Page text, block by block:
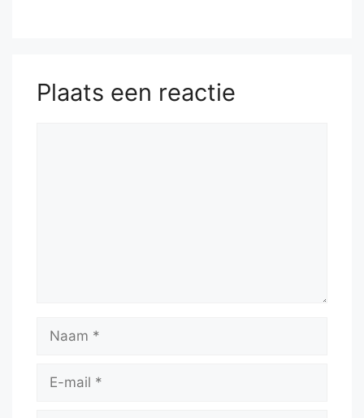
Plaats een reactie
Naam